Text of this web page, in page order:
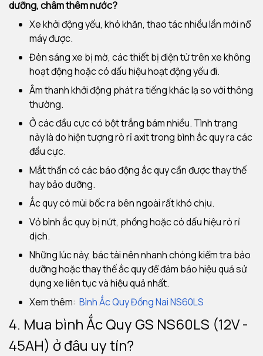
dưỡng, châm thêm nước?
Xe khởi động yếu, khó khăn, thao tác nhiều lần mới nổ
máy được.
Đèn sáng xe bị mờ, các thiết bị điện tử trên xe không
hoạt động hoặc có dấu hiệu hoạt động yếu đi.
Âm thanh khởi động phát ra tiếng khác lạ so với thông
thường.
Ở các đầu cực có bột trắng bám nhiều. Tình trạng
này là do hiện tượng rò rỉ axit trong bình ắc quy ra các
đầu cực.
Mắt thần có các báo động ắc quy cần được thay thế
hay bảo dưỡng.
Ắc quy có mùi bốc ra bên ngoài rất khó chịu.
Vỏ bình ắc quy bị nứt, phồng hoặc có dấu hiệu rò rỉ
dịch.
Những lúc này, bác tài nên nhanh chóng kiểm tra bảo
dưỡng hoặc thay thế ắc quy để đảm bảo hiệu quả sử
dụng xe liên tục và hiệu quả nhất.
Xem thêm: Bình Ắc Quy Đồng Nai NS60LS
4. Mua bình Ắc Quy GS NS60LS (12V -
45AH) ở đâu uy tín?